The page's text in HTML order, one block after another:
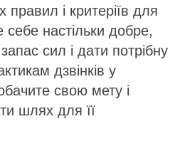
правил і критеріїв для
настільки добре,
сил і дати потрібну
дзвінків у
свою мету і
шлях для її